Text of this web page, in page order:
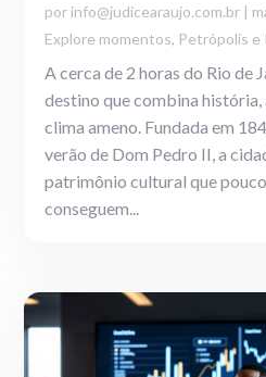
por info@judicearaujo.com.br |
Explore momentos, Petrópolis e
A cerca de 2 horas do Rio de
destino que combina
clima ameno. Fundada em
verão de Dom Pedro II, a
patrimônio cultural que
conseguem...